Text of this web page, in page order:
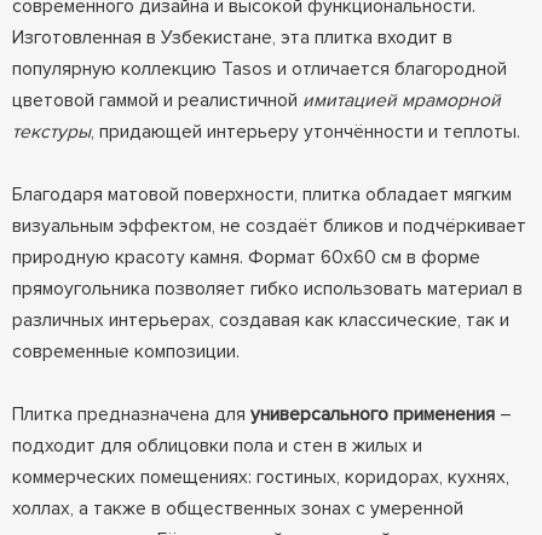
современного дизайна и высокой функциональности.
Изготовленная в Узбекистане, эта плитка входит в
популярную коллекцию Tasos и отличается благородной
цветовой гаммой и реалистичной имитацией мраморной
текстуры, придающей интерьеру утончённости и теплоты.
Благодаря матовой поверхности, плитка обладает мягким
визуальным эффектом, не создаёт бликов и подчёркивает
природную красоту камня. Формат 60x60 см в форме
прямоугольника позволяет гибко использовать материал в
различных интерьерах, создавая как классические, так и
современные композиции.
Плитка предназначена для универсального применения–
подходит для облицовки пола и стен в жилых и
коммерческих помещениях: гостиных, коридорах, кухнях,
холлах, а также в общественных зонах с умеренной